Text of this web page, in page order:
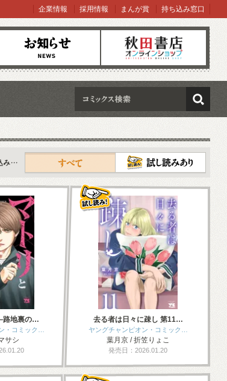
知らせ オンラインショップ
企業情報 採用情報 まんが賞 持ち込み窓口
検索
すべて
路地裏の…
・コミック…
サシ
去る者は日々に疎し 第11…
ヤングチャンピオン・コミック…
葉月京 / 折笠りょこ
発売日：2026.01.20